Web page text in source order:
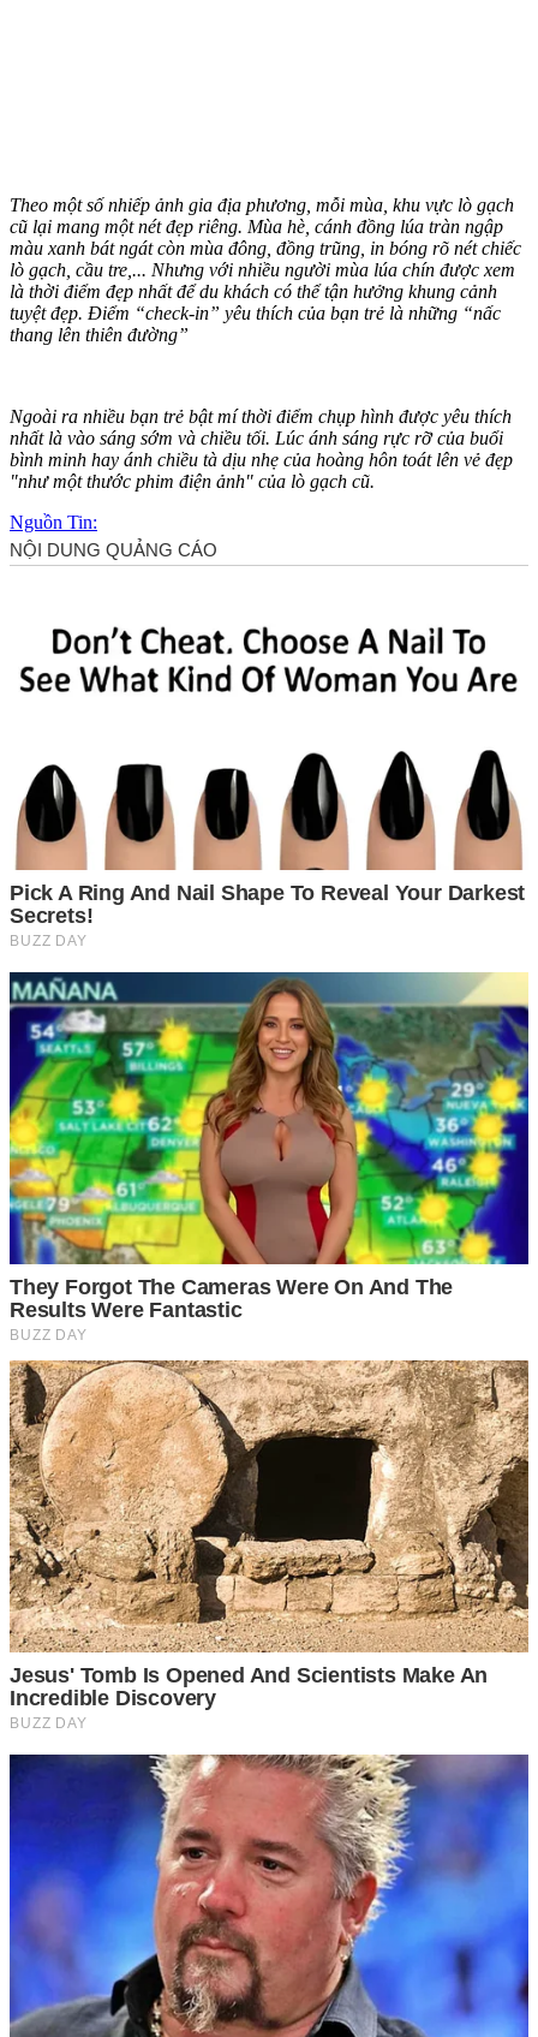
Theo một số nhiếp ảnh gia địa phương, mỗi mùa, khu vực lò gạch
cũ lại mang một nét đẹp riêng. Mùa hè, cánh đồng lúa tràn ngập
màu xanh bát ngát còn mùa đông, đồng trũng, in bóng rõ nét chiếc
lò gạch, cầu tre,... Nhưng với nhiều người mùa lúa chín được xem
là thời điểm đẹp nhất để du khách có thể tận hưởng khung cảnh
tuyệt đẹp. Điểm “check-in” yêu thích của bạn trẻ là những “nấc
thang lên thiên đường”
Ngoài ra nhiều bạn trẻ bật mí thời điểm chụp hình được yêu thích
nhất là vào sáng sớm và chiều tối. Lúc ánh sáng rực rỡ của buổi
bình minh hay ánh chiều tà dịu nhẹ của hoàng hôn toát lên vẻ đẹp
"như một thước phim điện ảnh" của lò gạch cũ.
Nguồn Tin: